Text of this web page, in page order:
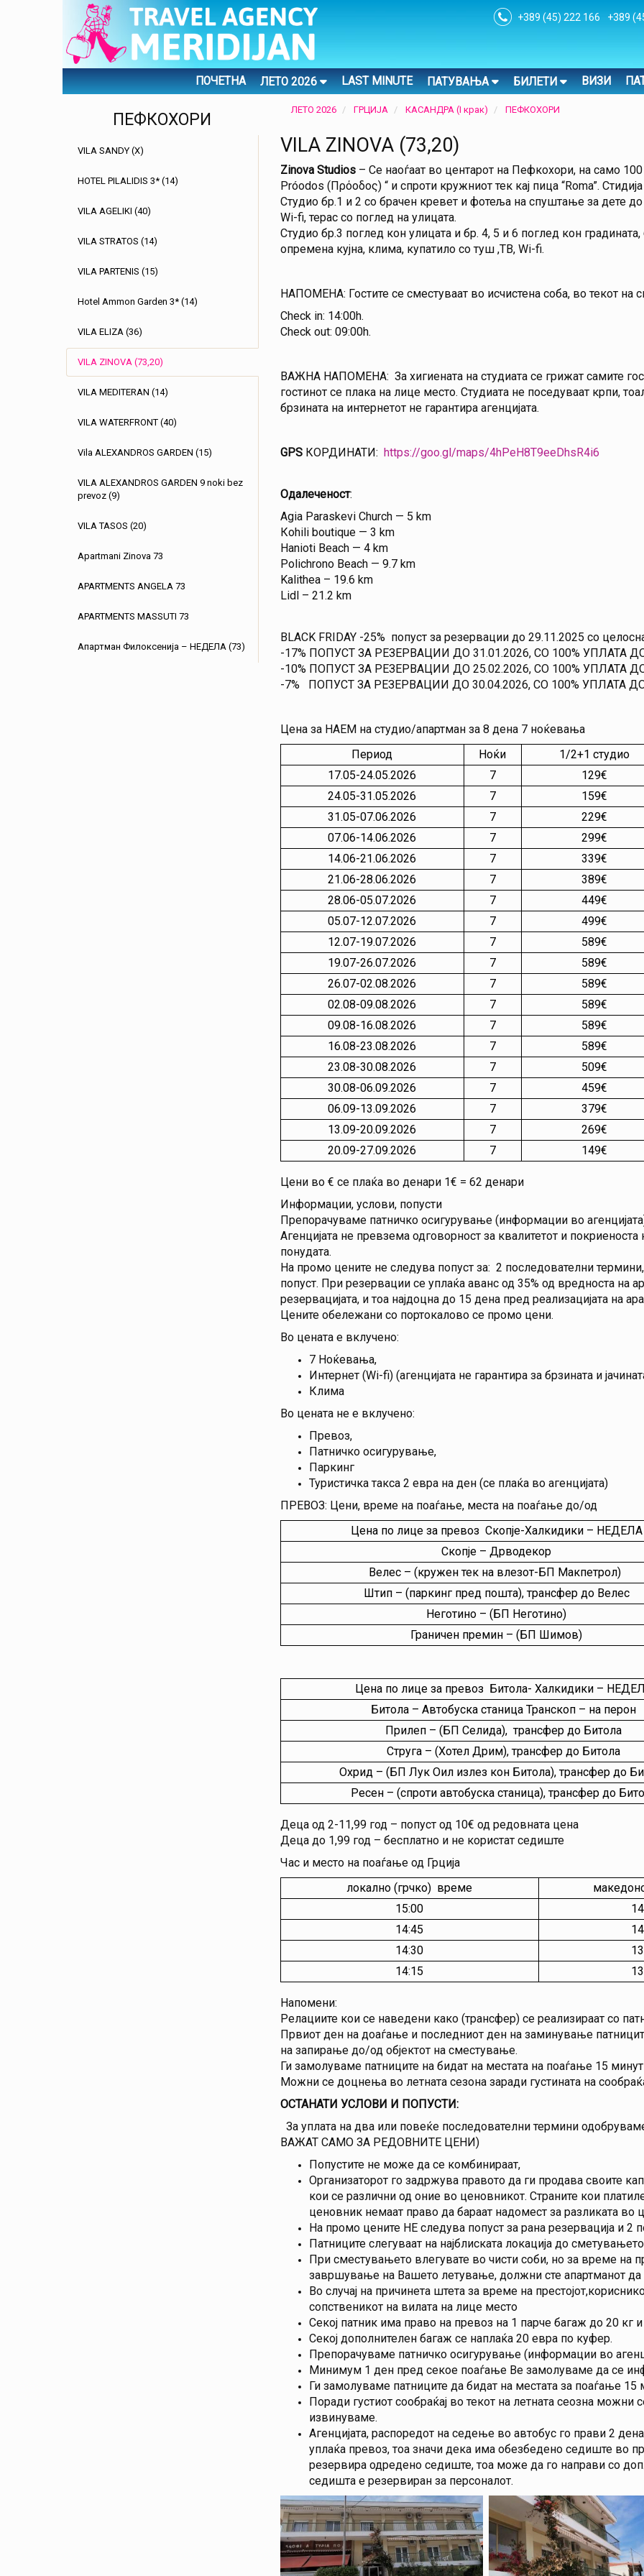
+389 (45) 222 166 +389
ПОЧЕТНА ЛЕТО 2026 LAST MINUTE ПАТУВАЊА БИЛЕТИ ВИЗИ
ПЕФКОХОРИ
VILA SANDY (X)
HOTEL PILALIDIS 3* (14)
VILA AGELIKI (40)
VILA STRATOS (14)
VILA PARTENIS (15)
Hotel Ammon Garden 3* (14)
VILA ELIZA (36)
VILA ZINOVA (73,20)
VILA MEDITERAN (14)
VILA WATERFRONT (40)
Vila ALEXANDROS GARDEN (15)
VILA ALEXANDROS GARDEN 9 noki bez
prevoz (9)
VILA TASOS (20)
Apartmani Zinova 73
APARTMENTS ANGELA 73
APARTMENTS MASSUTI 73
Апартман Филоксенија – НЕДЕЛА (73)
ЛЕТО 2026 ГРЦИЈА КАСАНДРА (I крак) ПЕФКОХОРИ
VILA ZINOVA (73,20)
Zinova Studios– Се наоѓаат во центарот на Пефкохори, на само
Próodos (Πρόοδος) “ и спроти кружниот тек кај пица “Roma”.
Студио бр.1 и 2 со брачен кревет и фотеља на спуштање за дете
Wi-fi, терас со поглед на улицата.
Студио бр.3 поглед кон улицата и бр. 4, 5 и 6 поглед кон
опремена кујна, клима, купатило со туш ,ТВ, Wi-fi.
НАПОМЕНА: Гостите се сместуваат во исчистена соба, во текот на
Check in: 14:00h.
Check out: 09:00h.
ВАЖНA НАПОМЕНА: За хигиената на студиата се грижат самите
гостинот се плака на лице место. Студиата не поседуваат крпи,
брзината на интернетот не гарантира агенцијата.
GPS КОРДИНАТИ: https://goo.gl/maps/4hPeH8T9eeDhsR4i6
Одалеченост:
Agia Paraskevi Church — 5 km
Кohili boutique — 3 km
Hanioti Beach — 4 km
Polichrono Beach — 9.7 km
Kalithea – 19.6 km
Lidl – 21.2 km
BLACK FRIDAY -25% попуст за резервации до 29.11.2025 со
-17% ПОПУСТ ЗА РЕЗЕРВАЦИИ ДО 31.01.2026, СО 100% УПЛАТА
-10% ПОПУСТ ЗА РЕЗЕРВАЦИИ ДО 25.02.2026, СО 100% УПЛАТА
-7% ПОПУСТ ЗА РЕЗЕРВАЦИИ ДО 30.04.2026, СО 100% УПЛАТА
Цена за НАЕМ на студио/апартман за 8 дена 7 ноќевања
Период
Ноќи
1/2+1 студио
17.05-24.05.2026
7
129€
24.05-31.05.2026
7
159€
31.05-07.06.2026
7
229€
07.06-14.06.2026
7
299€
14.06-21.06.2026
7
339€
21.06-28.06.2026
7
389€
28.06-05.07.2026
7
449€
05.07-12.07.2026
7
499€
12.07-19.07.2026
7
589€
19.07-26.07.2026
7
589€
26.07-02.08.2026
7
589€
02.08-09.08.2026
7
589€
09.08-16.08.2026
7
589€
16.08-23.08.2026
7
589€
23.08-30.08.2026
7
509€
30.08-06.09.2026
7
459€
06.09-13.09.2026
7
379€
13.09-20.09.2026
7
269€
20.09-27.09.2026
7 149€
Цени во € се плаќа во денари 1€ = 62 денари
Информации, услови, попусти
Препорачуваме патничко осигурување (информации во
Агенцијата не превзема одговорност за квалитетот и покриеноста
понудата.
На промо цените не следува попуст за: 2 последователни
попуст. При резервации се уплаќа аванс од 35% од вредноста на
резервацијата, и тоа најдоцна до 15 дена пред реализацијата на
Цените обележани со портокалово се промо цени.
Во цената е вклучено:
7 Ноќевања,
Интернет (Wi-fi) (агенцијата не гарантира за брзината и
Клима
Во цената не е вклучено:
Превоз,
Патничко осигурување,
Паркинг
Туристичка такса 2 евра на ден (се плаќа во агенцијата)
ПРЕВОЗ: Цени, време на поаѓање, места на поаѓање до/од
Цена по лице за превоз Скопје-Халкидики – НЕДЕЛА
Скопје – Дрводекор
Велес – (кружен тек на влезот-БП Макпетрол)
Штип – (паркинг пред пошта), трансфер до Велес
Неготино – (БП Неготино)
Граничен премин – (БП Шимов)
Цена по лице за превоз Битола- Халкидики –
Битола – Автобуска станица Транскоп – на перон
Прилеп – (БП Селида), трансфер до Битола
Струга – (Хотел Дрим), трансфер до Битола
Охрид – (БП Лук Оил излез кон Битола), трансфер до
Ресен – (спроти автобуска станица), трансфер до
Деца од 2-11,99 год – попуст од 10€ од редовната цена
Деца до 1,99 год – бесплатно и не користат седиште
Час и место на поаѓање од Грција
локално (грчко) време
15:00
14:45
14:30
14:15
Напомени:
Релациите кои се наведени како (трансфер) се реализираат со
Првиот ден на доаѓање и последниот ден на заминување
на запирање до/од објектот на сместување.
Ги замолуваме патниците на бидат на местата на поаѓање 15
Можни се доцнења во летната сезона заради густината на
ОСТАНАТИ УСЛОВИ И ПОПУСТИ:
За уплата на два или повеќе последователни термини
ВАЖАТ САМО ЗА РЕДОВНИТЕ ЦЕНИ)
Попустите не може да се комбинираат,
Организаторот го задржува правото да ги продава своите
кои се различни од оние во ценовникот. Страните кои
ценовник немаат право да бараат надомест за разликата во
На промо цените НЕ следува попуст за рана резервација и 2
Патниците слегуваат на најблиската локација до
При сместувањето влегувате во чисти соби, но за време на
завршување на Вашето летување, должни сте апартманот да
Во случај на причинета штета за време на
сопственикот на вилата на лице место
Секој патник има право на превоз на 1 парче багаж до 20 кг
Секој дополнителен багаж се наплаќа 20 евра по куфер.
Препорачуваме патничко осигурување (информации во
Минимум 1 ден пред секое поаѓање Ве замолуваме да се
Ги замолуваме патниците да бидат на местата за поаѓање 15
Поради густиот сообраќај во текот на летната сеозна
извинуваме.
Агенцијата, распоредот на седење во автобус го прави 2
уплаќа превоз, тоа значи дека има обезбедено седиште во
резервира одредено седиште, тоа може да го направи со
седишта е резервиран за персоналот.